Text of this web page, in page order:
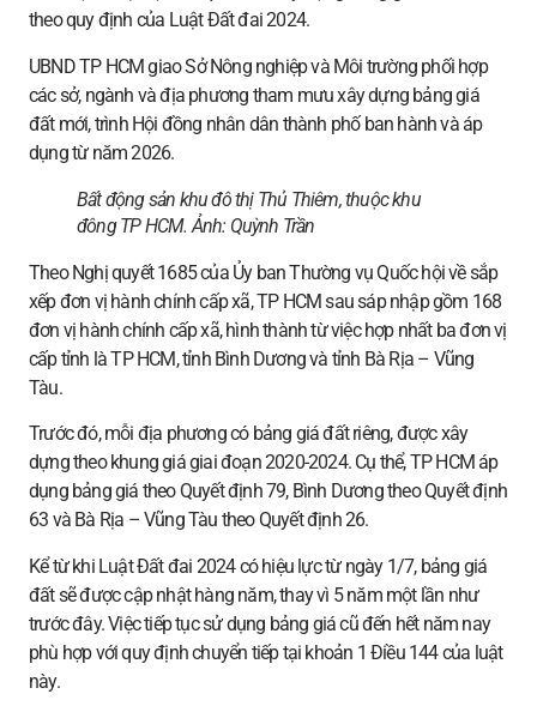
theo quy định của Luật Đất đai 2024.
UBND TP HCM giao Sở Nông nghiệp và Môi trường phối hợp
các sở, ngành và địa phương tham mưu xây dựng bảng giá
đất mới, trình Hội đồng nhân dân thành phố ban hành và áp
dụng từ năm 2026.
Bất động sản khu đô thị Thủ Thiêm, thuộc khu
đông TP HCM. Ảnh: Quỳnh Trần
Theo Nghị quyết 1685 của Ủy ban Thường vụ Quốc hội về sắp
xếp đơn vị hành chính cấp xã, TP HCM sau sáp nhập gồm 168
đơn vị hành chính cấp xã, hình thành từ việc hợp nhất ba đơn vị
cấp tỉnh là TP HCM, tỉnh Bình Dương và tỉnh Bà Rịa – Vũng
Tàu.
Trước đó, mỗi địa phương có bảng giá đất riêng, được xây
dựng theo khung giá giai đoạn 2020-2024. Cụ thể, TP HCM áp
dụng bảng giá theo Quyết định 79, Bình Dương theo Quyết định
63 và Bà Rịa – Vũng Tàu theo Quyết định 26.
Kể từ khi Luật Đất đai 2024 có hiệu lực từ ngày 1/7, bảng giá
đất sẽ được cập nhật hàng năm, thay vì 5 năm một lần như
trước đây. Việc tiếp tục sử dụng bảng giá cũ đến hết năm nay
phù hợp với quy định chuyển tiếp tại khoản 1 Điều 144 của luật
này.